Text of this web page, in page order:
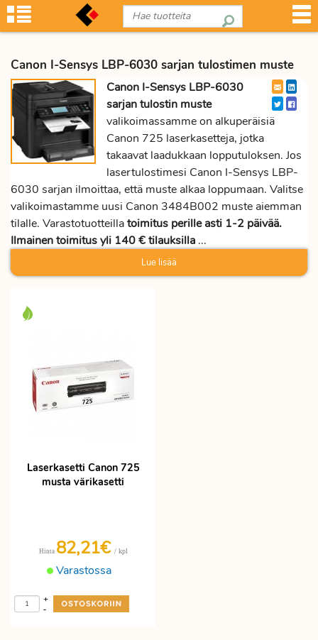
Canon I-Sensys LBP-6030 sarjan tulostimen muste
Canon I-Sensys LBP-6030
sarjan tulostin muste
valikoimassamme on alkuperäisiä
Canon 725 laserkasetteja, jotka
takaavat laadukkaan lopputuloksen. Jos
lasertulostimesi Canon I-Sensys LBP-
6030 sarjan ilmoittaa, että muste alkaa loppumaan. Valitse
valikoimastamme uusi Canon 3484B002 muste aiemman
tilalle. Varastotuotteillatoimitus perille asti 1-2 päivää.
Ilmainen toimitus yli 140 € tilauksilla ...
Lue lisää
Laserkasetti Canon 725
musta värikasetti
Varastossa
Hinta 82,21€ / kpl
-
+